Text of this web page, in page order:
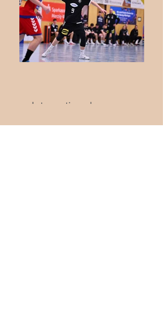
Internationaler
Deutschland trifft auf die